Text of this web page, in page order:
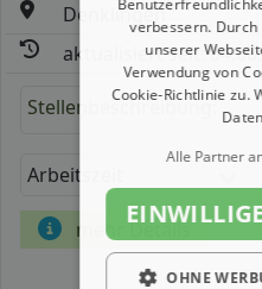
Denklingen
aktualisiert seit:
Stellenbeschreibung:
Arbeitszeit
mehr Details
verbessern.
unserer
Verwendung von
Cookie-Richtlinie zu.
Alle Partner
OHNE